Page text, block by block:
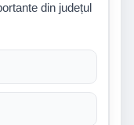
din județul